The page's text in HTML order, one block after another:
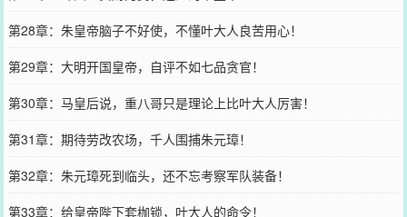
第28章：朱皇帝脑子不好使，不懂叶大人良苦用心！
第29章：大明开国皇帝，自评不如七品贪官！
第30章：马皇后说，重八哥只是理论上比叶大人厉害！
第31章：期待劳改农场，千人围捕朱元璋！
第32章：朱元璋死到临头，还不忘考察军队装备！
第33章：给皇帝陛下套枷锁，叶大人的命令！